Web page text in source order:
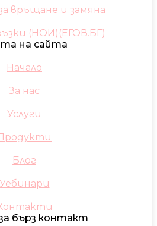
връщане и замяна
(НОИ)(ЕГОВ.БГ)
на сайта
Начало
За нас
Услуги
Блог
Уебинари
бърз контакт